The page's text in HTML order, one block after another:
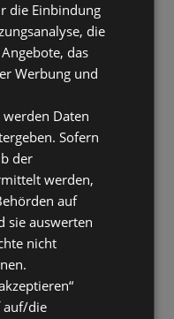
WPT9DW16
Pfanne
die Einbindung
die
das
Werbung und
Daten
Sofern
der
werden,
auf
sie auswerten
nicht
auf/die